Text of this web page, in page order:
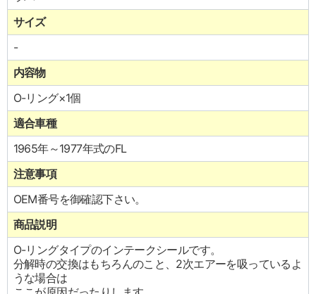
サイズ
-
内容物
O-リング×1個
適合車種
1965年～1977年式のFL
注意事項
OEM番号を御確認下さい。
商品説明
O-リングタイプのインテークシールです。
分解時の交換はもちろんのこと、2次エアーを吸っているよ
うな場合は